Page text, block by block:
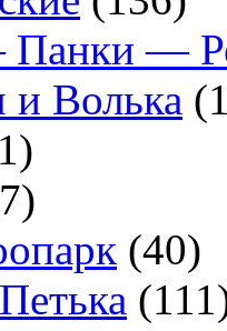
Панки —
и Волька
(40)